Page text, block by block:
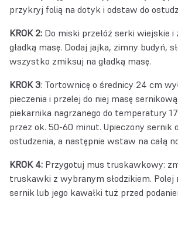
przykryj folią na dotyk i odstaw do
KROK 2: Do miski przełóż serki wiejskie i
gładką masę. Dodaj jajka, zimny budyń,
wszystko zmiksuj na gładką masę.
KROK 3: Tortownicę o średnicy 24 cm
pieczenia i przelej do niej masę
piekarnika nagrzanego do temperatury
przez ok. 50-60 minut. Upieczony sernik
ostudzenia, a następnie wstaw na całą
KROK 4: Przygotuj mus truskawkowy:
truskawki z wybranym słodzikiem. Polej
sernik lub jego kawałki tuż przed